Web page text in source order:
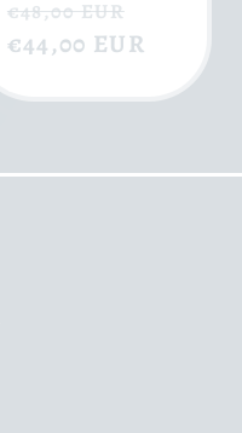
Prezzo
di
€48,00 EUR
€44,00 EUR